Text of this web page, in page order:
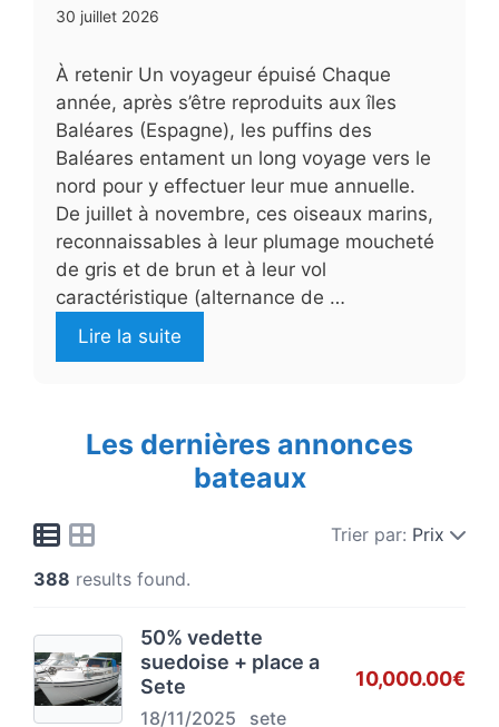
30 juillet 2026
À retenir Un voyageur épuisé Chaque
année, après s’être reproduits aux îles
Baléares (Espagne), les puffins des
Baléares entament un long voyage vers le
nord pour y effectuer leur mue annuelle.
De juillet à novembre, ces oiseaux marins,
reconnaissables à leur plumage moucheté
de gris et de brun et à leur vol
caractéristique (alternance de …
Lire la suite
Les dernières annonces
bateaux
Trier par: Prix
388 results found.
50% vedette
suedoise + place a
Sete
18/11/2025 sete
10,000.00€